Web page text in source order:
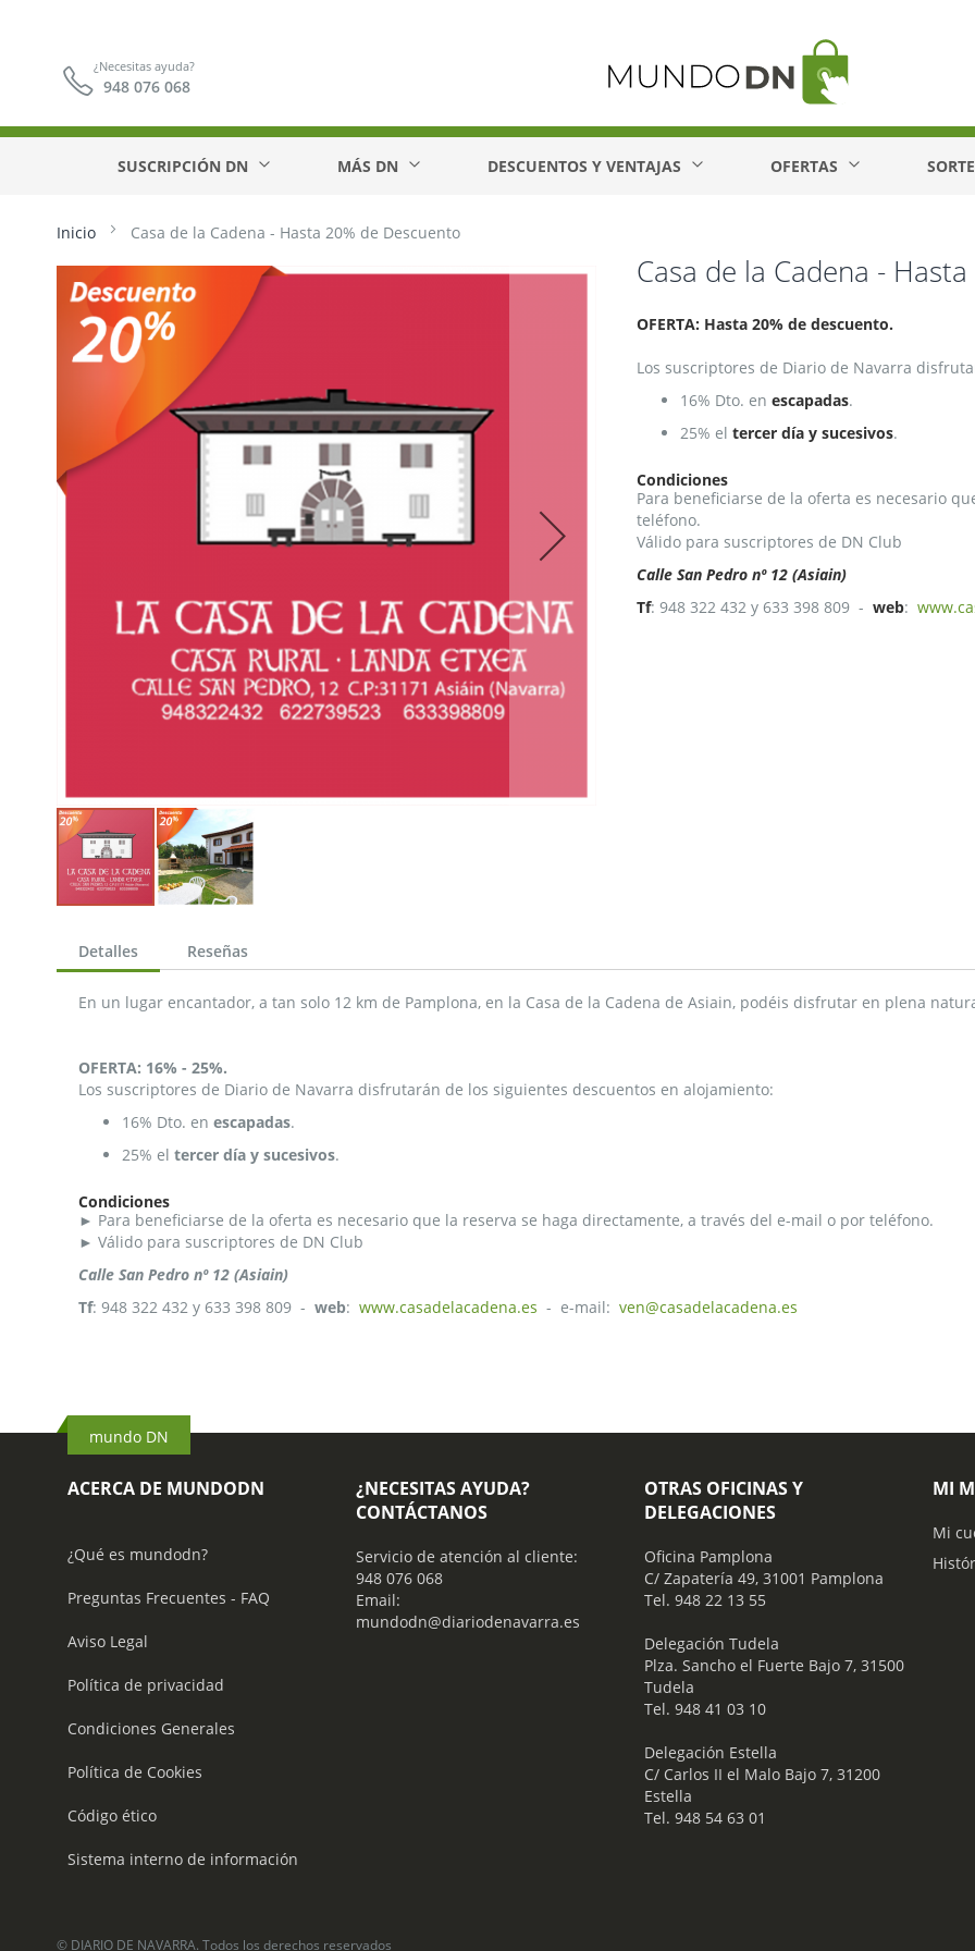
¿Necesitas ayuda?
948 076 068
SUSCRIPCIÓN DN MÁS DN DESCUENTOS Y VENTAJAS OFERTAS
Inicio Casa de la Cadena - Hasta 20% de Descuento
Casa de la Cadena -
OFERTA: Hasta 20% de descuento.
Los suscriptores de Diario de Navarra
16% Dto. enescapadas.
25% eltercer día y sucesivos.
Condiciones
Para beneficiarse de la oferta es necesario
teléfono.
Válido para suscriptores de DN Club
Calle San Pedro nº 12 (Asiain)
Tf: 948 322 432 y 633 398 809 -web:
final
imágenes
comienzo
imágenes
Detalles
En un lugar encantador, a tan solo 12 km de Pamplona, en la Casa de la Cadena de Asiain, podéis disfrutar en plena
OFERTA: 16% - 25%.
Los suscriptores de Diario de Navarra disfrutarán de los siguientes descuentos en alojamiento:
16% Dto. en escapadas.
25% el tercer día y sucesivos.
Condiciones
► Para beneficiarse de la oferta es necesario que la reserva se haga directamente, a través del e-mail o por teléfono.
► Válido para suscriptores de DN Club
Calle San Pedro nº 12 (Asiain)
Tf: 948 322 432 y 633 398 809 - web: www.casadelacadena.es - e-mail: ven@casadelacadena.es
Reseñas
mundo DN
ACERCA DE MUNDODN
¿Qué es mundodn?
Preguntas Frecuentes - FAQ
Aviso Legal
Política de privacidad
Condiciones Generales
Política de Cookies
Código ético
Sistema interno de información
¿NECESITAS AYUDA?
CONTÁCTANOS
Servicio de atención al cliente:
948 076 068
Email:
mundodn@diariodenavarra.es
OTRAS OFICINAS Y
DELEGACIONES
Oficina Pamplona
C/ Zapatería 49, 31001 Pamplona
Tel. 948 22 13 55
​ Delegación Tudela
Plza. Sancho el Fuerte Bajo 7, 31500
Tudela
Tel. 948 41 03 10
​ Delegación Estella
C/ Carlos II el Malo Bajo 7, 31200
Estella
Tel. 948 54 63 01
MI
Mi
© DIARIO DE NAVARRA. Todos los derechos reservados